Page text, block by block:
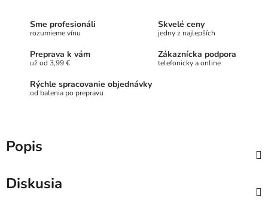
Sme profesionáli
rozumieme vínu
Skvelé ceny
jedny z najlepších
Preprava k vám
už od 3,99 €
Zákaznícka podpora
telefonicky a online
Rýchle spracovanie objednávky
od balenia po prepravu
Popis
Diskusia